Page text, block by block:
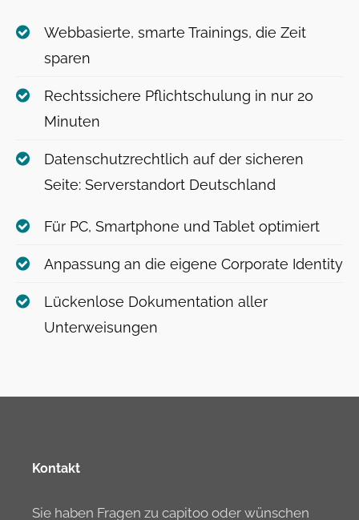
Webbasierte, smarte Trainings, die Zeit
sparen
Rechtssichere Pflichtschulung in nur 20
Minuten​
Datenschutzrechtlich auf der sicheren
Seite: Serverstandort Deutschland
Für PC, Smartphone und Tablet optimiert
Anpassung an die eigene Corporate Identity
Lückenlose Dokumentation aller
Unterweisungen
Kontakt
Sie haben Fragen zu capitoo oder wünschen